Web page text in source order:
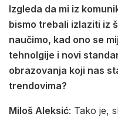
Izgleda da mi iz
bismo trebali izlaziti iz
naučimo, kad ono se
tehnolgije i novi
obrazovanja koji nas
trendovima?
Miloš Aleksić: Tako je,